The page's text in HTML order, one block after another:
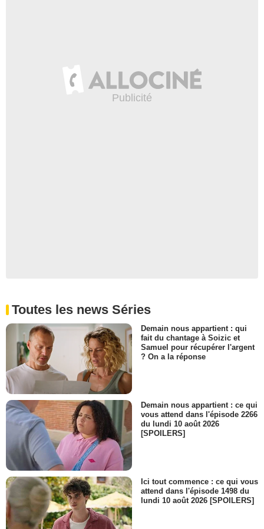
Toutes les news Séries
Demain nous appartient : qui
fait du chantage à Soizic et
Samuel pour récupérer l'argent
? On a la réponse
Demain nous appartient : ce qui
vous attend dans l'épisode 2266
du lundi 10 août 2026
[SPOILERS]
Ici tout commence : ce qui vous
attend dans l'épisode 1498 du
lundi 10 août 2026 [SPOILERS]